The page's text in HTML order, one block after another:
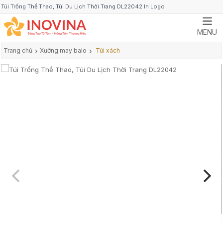
Túi Trống Thể Thao, Túi Du Lịch Thời Trang DL22042 In Logo
MENU
Trang chủ › Xưởng may balo › Túi xách